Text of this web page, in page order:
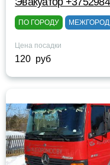
ПО ГОРОДУ МЕЖГОРОД
Цена посадки
120 руб